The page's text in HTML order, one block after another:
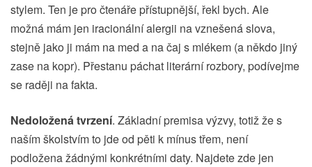
stylem. Ten je pro čtenáře přístupnější, řekl bych. Ale
možná mám jen iracionální alergii na vznešená slova,
stejně jako ji mám na med a na čaj s mlékem (a někdo jiný
zase na kopr). Přestanu páchat literární rozbory, podívejme
se raději na fakta.
Nedoložená tvrzení. Základní premisa výzvy, totiž že s
naším školstvím to jde od pěti k mínus třem, není
podložena žádnými konkrétními daty. Najdete zde jen